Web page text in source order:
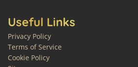
Useful Links
Privacy Policy
Terms of Service
Cookie Policy